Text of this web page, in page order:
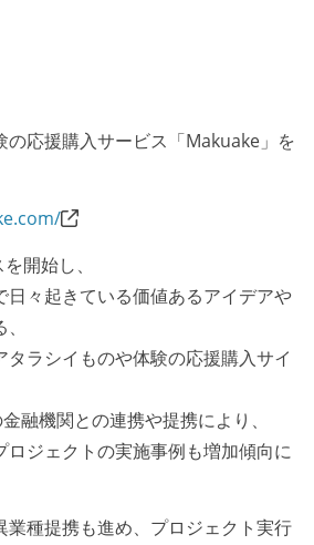
の応援購入サービス「Makuake」を
開始し、
日々起きている価値あるアイデアや
タラシイものや体験の応援購入サイ
融機関との連携や提携により、
ロジェクトの実施事例も増加傾向に
業種提携も進め、プロジェクト実行